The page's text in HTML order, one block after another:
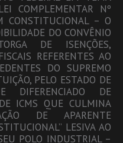
COMPLEMENTAR Nº
CONSTITUCIONAL – O
DO CONVÊNIO
DE ISENÇÕES,
REFERENTES AO
DO SUPREMO
PELO ESTADO DE
DIFERENCIADO DE
ICMS QUE CULMINA
DE APARENTE
LESIVA AO
POLO INDUSTRIAL –